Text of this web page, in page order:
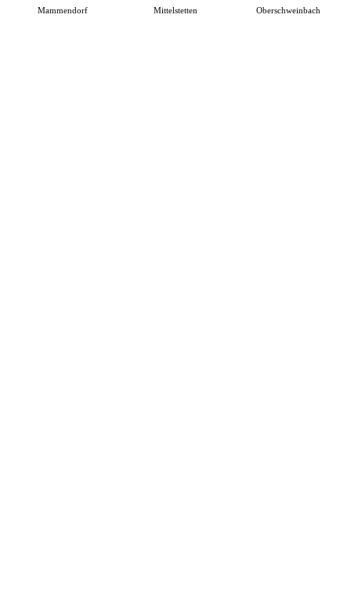
Mammendorf Mittelstetten Oberschweinbach